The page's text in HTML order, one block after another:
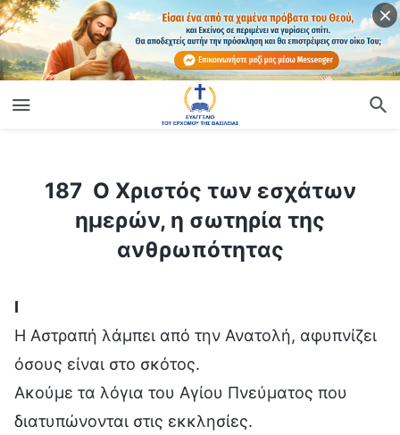
187 Ο Χριστός των εσχάτων
ημερών, η σωτηρία της
ανθρωπότητας
Ⅰ
Η Αστραπή λάμπει από την Ανατολή, αφυπνίζει
όσους είναι στο σκότος.
Ακούμε τα λόγια του Αγίου Πνεύματος που
διατυπώνονται στις εκκλησίες.